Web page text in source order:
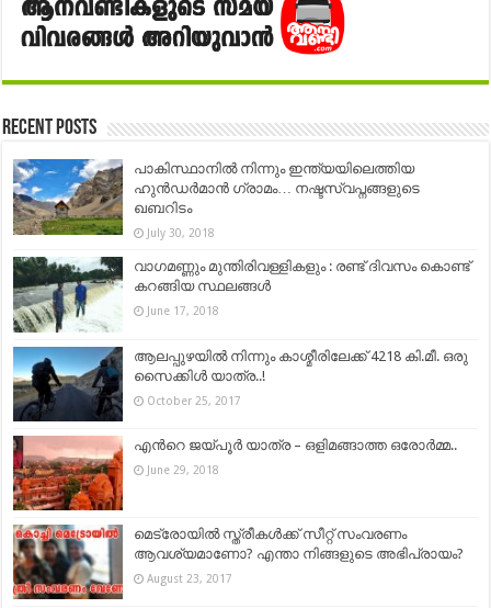
Recent Posts
പാകിസ്ഥാനിൽ നിന്നും ഇന്ത്യയിലെത്തിയ
ഹുൻഡർമാൻ ഗ്രാമം… നഷ്ടസ്വപ്നങ്ങളുടെ
ഖബറിടം
July 30, 2018
വാഗമണ്ണും മുന്തിരിവള്ളികളും : രണ്ട് ദിവസം കൊണ്ട്
കറങ്ങിയ സ്ഥലങ്ങൾ
June 17, 2018
ആലപ്പുഴയിൽ നിന്നും കാശ്മീരിലേക്ക് 4218 കി.മീ. ഒരു
സൈക്കിൾ യാത്ര..!
October 25, 2017
എന്‍റെ ജയ്‌പൂർ യാത്ര – ഒളിമങ്ങാത്ത ഒരോര്‍മ്മ..
June 29, 2018
മെട്രോയില്‍ സ്ത്രീകള്‍ക്ക് സീറ്റ് സംവരണം
ആവശ്യമാണോ? എന്താ നിങ്ങളുടെ അഭിപ്രായം?
August 23, 2017